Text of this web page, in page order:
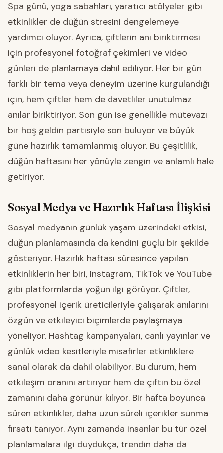
Spa günü, yoga sabahları, yaratıcı atölyeler gibi
etkinlikler de düğün stresini dengelemeye
yardımcı oluyor. Ayrıca, çiftlerin anı biriktirmesi
için profesyonel fotoğraf çekimleri ve video
günleri de planlamaya dahil ediliyor. Her bir gün
farklı bir tema veya deneyim üzerine kurgulandığı
için, hem çiftler hem de davetliler unutulmaz
anılar biriktiriyor. Son gün ise genellikle mütevazı
bir hoş geldin partisiyle son buluyor ve büyük
güne hazırlık tamamlanmış oluyor. Bu çeşitlilik,
düğün haftasını her yönüyle zengin ve anlamlı hale
getiriyor.
Sosyal Medya ve Hazırlık Haftası İlişkisi
Sosyal medyanın günlük yaşam üzerindeki etkisi,
düğün planlamasında da kendini güçlü bir şekilde
gösteriyor. Hazırlık haftası süresince yapılan
etkinliklerin her biri, Instagram, TikTok ve YouTube
gibi platformlarda yoğun ilgi görüyor. Çiftler,
profesyonel içerik üreticileriyle çalışarak anılarını
özgün ve etkileyici biçimlerde paylaşmaya
yöneliyor. Hashtag kampanyaları, canlı yayınlar ve
günlük video kesitleriyle misafirler etkinliklere
sanal olarak da dahil olabiliyor. Bu durum, hem
etkileşim oranını artırıyor hem de çiftin bu özel
zamanını daha görünür kılıyor. Bir hafta boyunca
süren etkinlikler, daha uzun süreli içerikler sunma
fırsatı tanıyor. Aynı zamanda insanlar bu tür özel
planlamalara ilgi duydukça, trendin daha da